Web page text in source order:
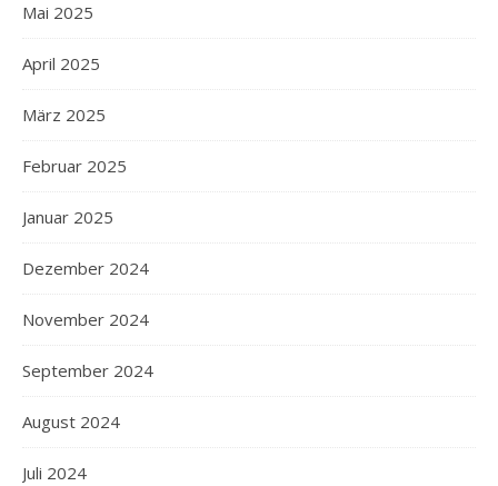
Mai 2025
April 2025
März 2025
Februar 2025
Januar 2025
Dezember 2024
November 2024
September 2024
August 2024
Juli 2024